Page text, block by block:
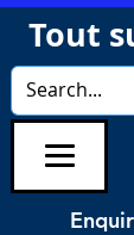
Tout